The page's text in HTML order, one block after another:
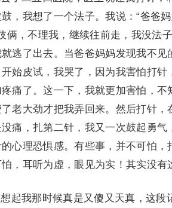
，我想了一个法子。我说：“爸爸
俩，不理我，继续往前走，我没法
逃了出去。当爸爸妈妈发现我不见
始皮试，我哭了，因为我害怕打针
痛了。这一下，我就更加害怕，不
老大劲才把我弄回来。然后打针，
痛，扎第二针，我又一次鼓起勇气
心理恐惧感。有些事，并不可怕，
，耳听为虚，眼见为实！其实没有
我那时候真是又傻又天真，这段